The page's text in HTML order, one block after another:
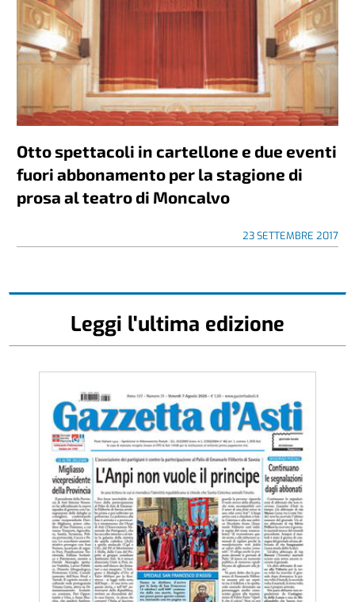
Otto spettacoli in cartellone e due eventi
fuori abbonamento per la stagione di
prosa al teatro di Moncalvo
23 SETTEMBRE 2017
Leggi l'ultima edizione